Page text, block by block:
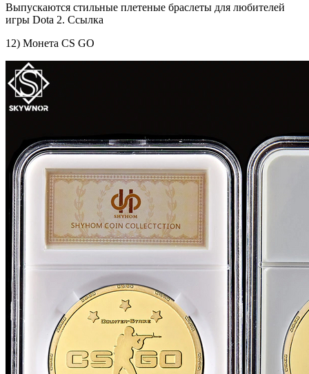
Выпускаются стильные плетеные браслеты для любителей
игры Dota 2. Ссылка
12) Монета CS GO